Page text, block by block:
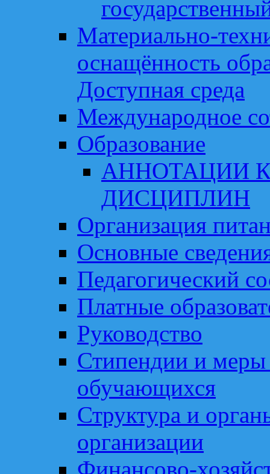
Материально-
оснащённость
Доступная среда
Международное
Образование
АННОТАЦИИ
ДИСЦИПЛИН
Организация
Основные
Педагогический
Платные
Руководство
Стипендии и
обучающихся
Структура и
организации